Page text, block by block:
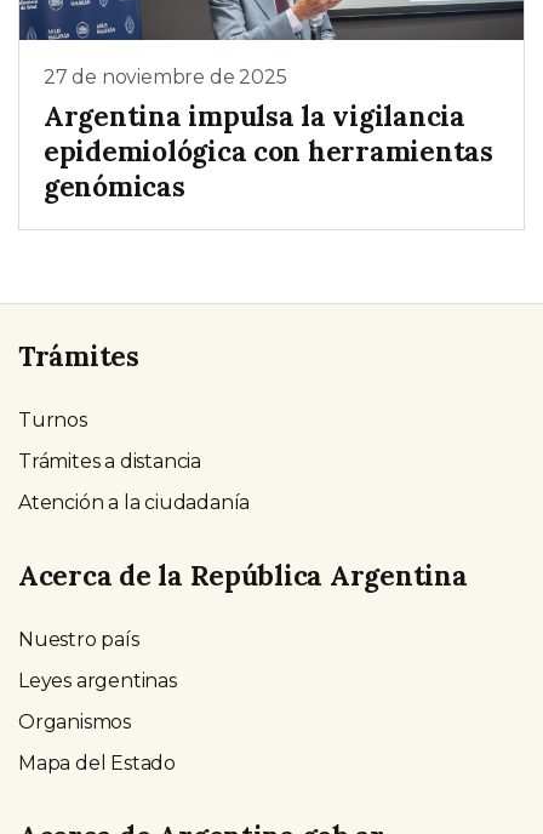
27 de noviembre de 2025
Argentina impulsa la vigilancia
epidemiológica con herramientas
genómicas
Trámites
Turnos
Trámites a distancia
Atención a la ciudadanía
Acerca de la República Argentina
Nuestro país
Leyes argentinas
Organismos
Mapa del Estado